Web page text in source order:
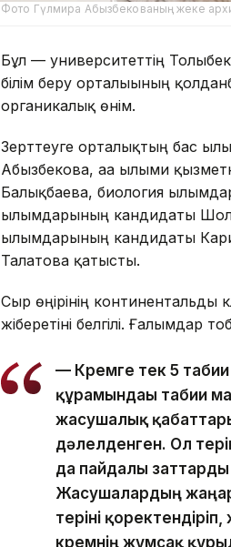
Фото Гүлмира Абызбекованың жеке
Бұл — университеттің
білім беру орталығының
органикалық өнім.
Зерттеуге орталықтың бас
Абызбекова, аға ғылыми
Балықбаева, биология
ғылымдарының кандидаты
ғылымдарының кандидаты
Талғатова қатысты.
Сыр өңірінің континентальды
жіберетіні белгілі. Ғалымдар
— Кремге тек 5
құрамындағы табиғи
жасушалық
дәлелденген. Ол
да пайдалы заттарды
Жасушалардың
теріні
кремнің жұмсақ